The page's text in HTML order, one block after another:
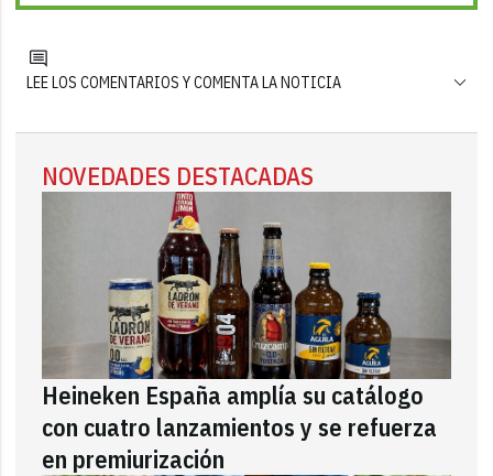
LEE LOS COMENTARIOS Y COMENTA LA NOTICIA
NOVEDADES DESTACADAS
Heineken España amplía su catálogo
con cuatro lanzamientos y se refuerza
en premiurización